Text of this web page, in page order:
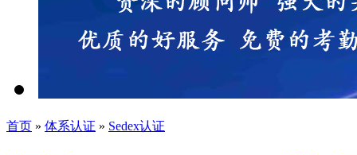
首页 » 体系认证 » Sedex认证